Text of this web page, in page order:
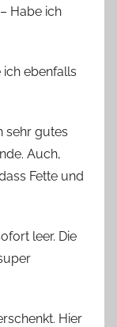
Habe ich
ich ebenfalls
sehr gutes
Auch,
Fette und
leer. Die
Hier